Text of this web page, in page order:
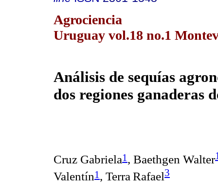
Agrociencia
Uruguay vol.18 no.1
Análisis de sequías
dos regiones ganaderas
Cruz Gabriela1 , Baethgen Walter
Valentín1 , Terra Rafael3